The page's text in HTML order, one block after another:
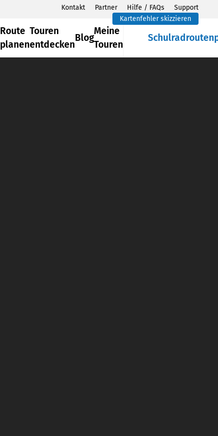
Kontakt Partner Hilfe / FAQs
Support
Kartenfehler skizzieren
Route
planen
Touren
entdecken
Blog
Meine
Touren